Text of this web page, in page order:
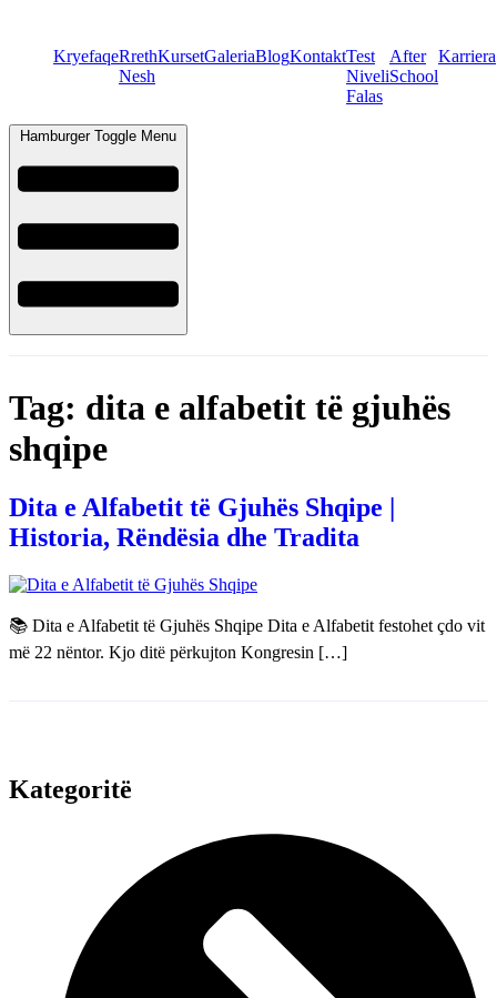
KryefaqeRreth
Nesh
KursetGaleriaBlogKontaktTest
Niveli
Falas
After
School
Karriera
Hamburger Toggle Menu
Tag: dita e alfabetit të gjuhës
shqipe
Dita e Alfabetit të Gjuhës Shqipe |
Historia, Rëndësia dhe Tradita
📚 Dita e Alfabetit të Gjuhës Shqipe Dita e Alfabetit festohet çdo vit
më 22 nëntor. Kjo ditë përkujton Kongresin […]
Kategoritë